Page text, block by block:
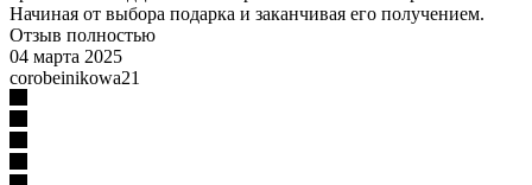
Начиная от выбора подарка и заканчивая его получением.
Отзыв полностью
04 марта 2025
corobeinikowa21